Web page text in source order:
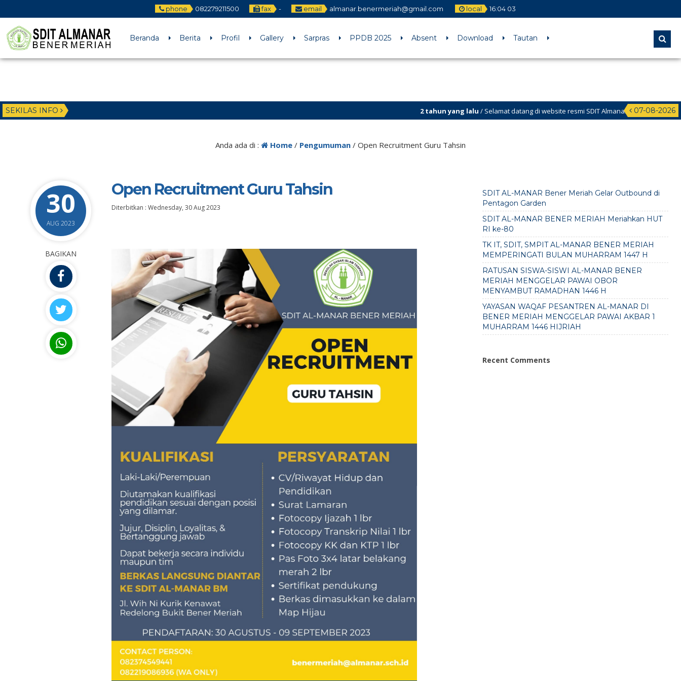
phone 082279211500 fax - email almanar.benermeriah@gmail.com local 16:04 03
Beranda Berita Profil Gallery Sarpras PPDB 2025 Absent Download Tautan
SEKILAS INFO 07-08-2026
2 tahun yang lalu/ Selamat datang di website resmi SDIT Almanar Kabupaten Bener
Anda ada di : Home / Pengumuman / Open Recruitment Guru Tahsin
30
AUG 2023
Open Recruitment Guru Tahsin
Diterbitkan : Wednesday, 30 Aug 2023
BAGIKAN
SDIT AL-MANAR Bener Meriah Gelar Outbound di
Pentagon Garden
SDIT AL-MANAR BENER MERIAH Meriahkan HUT
RI ke-80
TK IT, SDIT, SMPIT AL-MANAR BENER MERIAH
MEMPERINGATI BULAN MUHARRAM 1447 H
RATUSAN SISWA-SISWI AL-MANAR BENER
MERIAH MENGGELAR PAWAI OBOR
MENYAMBUT RAMADHAN 1446 H
YAYASAN WAQAF PESANTREN AL-MANAR DI
BENER MERIAH MENGGELAR PAWAI AKBAR 1
MUHARRAM 1446 HIJRIAH
Recent Comments